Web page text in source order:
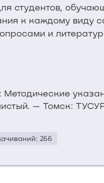
студентов,
к каждому виду
и
— Томск:
266